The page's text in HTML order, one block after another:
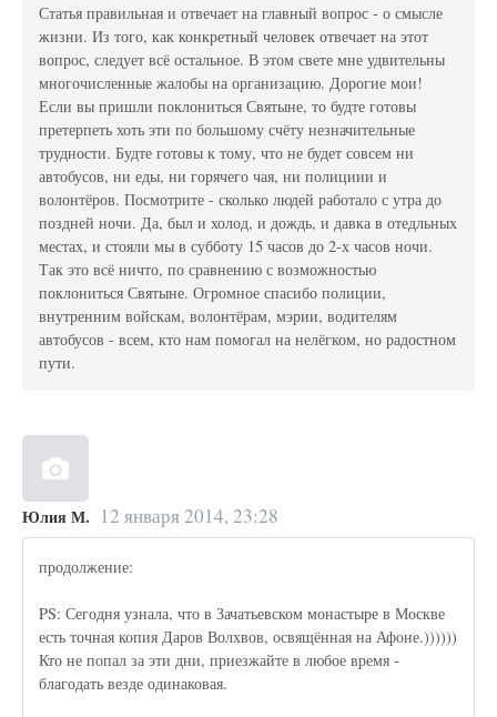
Статья правильная и отвечает на главный вопрос - о смысле
жизни. Из того, как конкретный человек отвечает на этот
вопрос, следует всё остальное. В этом свете мне удвительны
многочисленные жалобы на организацию. Дорогие мои!
Если вы пришли поклониться Святыне, то будте готовы
претерпеть хоть эти по большому счёту незначительные
трудности. Будте готовы к тому, что не будет совсем ни
автобусов, ни еды, ни горячего чая, ни полициии и
волонтёров. Посмотрите - сколько людей работало с утра до
поздней ночи. Да, был и холод, и дождь, и давка в отедльных
местах, и стояли мы в субботу 15 часов до 2-х часов ночи.
Так это всё ничто, по сравнению с возможностью
поклониться Святыне. Огромное спасибо полиции,
внутренним войскам, волонтёрам, мэрии, водителям
автобусов - всем, кто нам помогал на нелёгком, но радостном
пути.
Юлия М. 12 января 2014, 23:28
продолжение:
PS: Сегодня узнала, что в Зачатьевском монастыре в Москве
есть точная копия Даров Волхвов, освящённая на Афоне.))))))
Кто не попал за эти дни, приезжайте в любое время -
благодать везде одинаковая.